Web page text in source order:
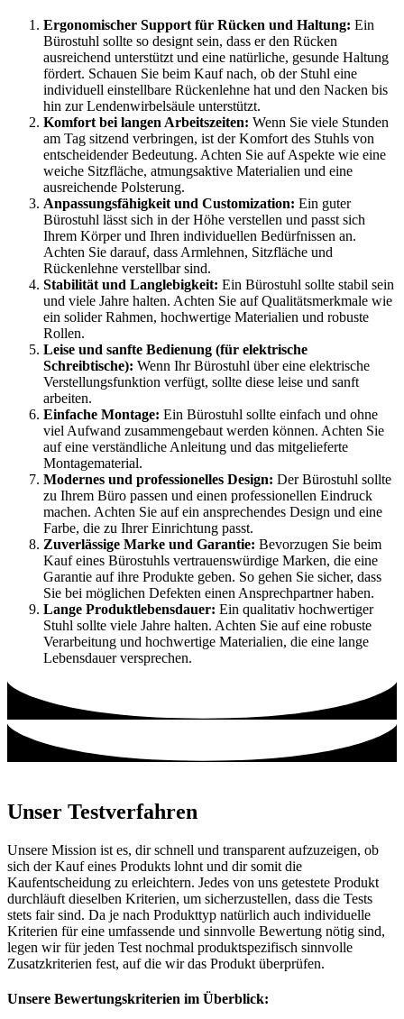
Ergonomischer Support für Rücken und Haltung: Ein
Bürostuhl sollte so designt sein, dass er den Rücken
ausreichend unterstützt und eine natürliche, gesunde Haltung
fördert. Schauen Sie beim Kauf nach, ob der Stuhl eine
individuell einstellbare Rückenlehne hat und den Nacken bis
hin zur Lendenwirbelsäule unterstützt.
Komfort bei langen Arbeitszeiten: Wenn Sie viele Stunden
am Tag sitzend verbringen, ist der Komfort des Stuhls von
entscheidender Bedeutung. Achten Sie auf Aspekte wie eine
weiche Sitzfläche, atmungsaktive Materialien und eine
ausreichende Polsterung.
Anpassungsfähigkeit und Customization: Ein guter
Bürostuhl lässt sich in der Höhe verstellen und passt sich
Ihrem Körper und Ihren individuellen Bedürfnissen an.
Achten Sie darauf, dass Armlehnen, Sitzfläche und
Rückenlehne verstellbar sind.
Stabilität und Langlebigkeit: Ein Bürostuhl sollte stabil sein
und viele Jahre halten. Achten Sie auf Qualitätsmerkmale wie
ein solider Rahmen, hochwertige Materialien und robuste
Rollen.
Leise und sanfte Bedienung (für elektrische
Schreibtische): Wenn Ihr Bürostuhl über eine elektrische
Verstellungsfunktion verfügt, sollte diese leise und sanft
arbeiten.
Einfache Montage: Ein Bürostuhl sollte einfach und ohne
viel Aufwand zusammengebaut werden können. Achten Sie
auf eine verständliche Anleitung und das mitgelieferte
Montagematerial.
Modernes und professionelles Design: Der Bürostuhl sollte
zu Ihrem Büro passen und einen professionellen Eindruck
machen. Achten Sie auf ein ansprechendes Design und eine
Farbe, die zu Ihrer Einrichtung passt.
Zuverlässige Marke und Garantie: Bevorzugen Sie beim
Kauf eines Bürostuhls vertrauenswürdige Marken, die eine
Garantie auf ihre Produkte geben. So gehen Sie sicher, dass
Sie bei möglichen Defekten einen Ansprechpartner haben.
Lange Produktlebensdauer: Ein qualitativ hochwertiger
Stuhl sollte viele Jahre halten. Achten Sie auf eine robuste
Verarbeitung und hochwertige Materialien, die eine lange
Lebensdauer versprechen.
Unser Testverfahren
Unsere Mission ist es, dir schnell und transparent aufzuzeigen, ob
sich der Kauf eines Produkts lohnt und dir somit die
Kaufentscheidung zu erleichtern. Jedes von uns getestete Produkt
durchläuft dieselben Kriterien, um sicherzustellen, dass die Tests
stets fair sind. Da je nach Produkttyp natürlich auch individuelle
Kriterien für eine umfassende und sinnvolle Bewertung nötig sind,
legen wir für jeden Test nochmal produktspezifisch sinnvolle
Zusatzkriterien fest, auf die wir das Produkt überprüfen.
Unsere Bewertungskriterien im Überblick: